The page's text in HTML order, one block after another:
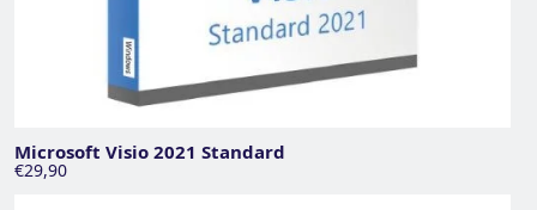
Microsoft Visio 2021 Standard
€29,90